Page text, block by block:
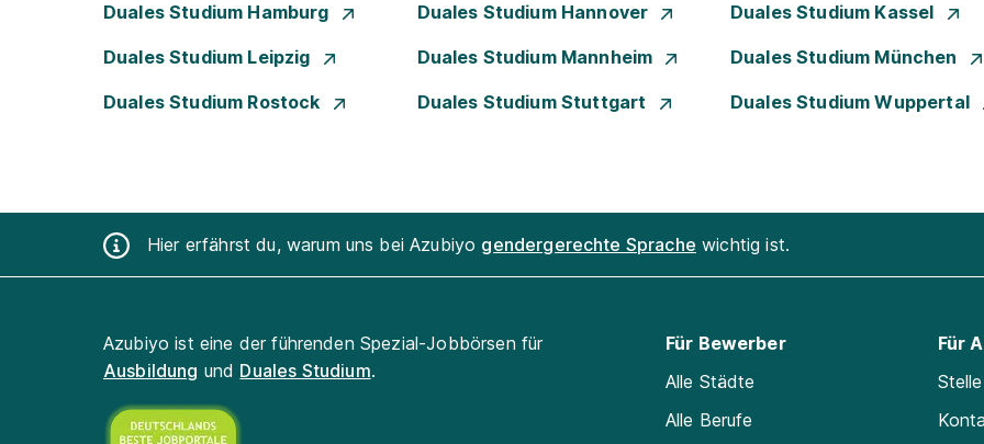
Duales Studium Hamburg Duales Studium Hannover Duales Studium Kassel
Duales Studium Leipzig Duales Studium Mannheim Duales Studium München
Duales Studium Rostock Duales Studium Stuttgart Duales Studium Wuppertal
Hier erfährst du, warum uns bei Azubiyo gendergerechte Sprache wichtig ist.
Azubiyo ist eine der führenden Spezial-Jobbörsen für
Ausbildung und Duales Studium.
Für Bewerber
Alle Städte
Alle Berufe
Für